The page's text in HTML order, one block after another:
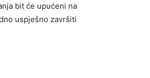
bit će upućeni na
uspješno završiti